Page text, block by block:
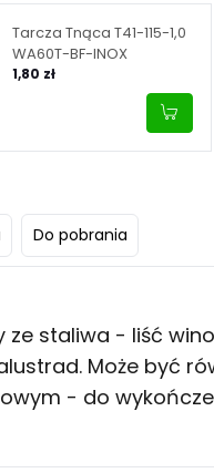
Tarcza Tnąca T41-115-1,0
WA60T-BF-INOX
1,80 zł
Do pobrania
ze staliwa - liść
Może być
- do